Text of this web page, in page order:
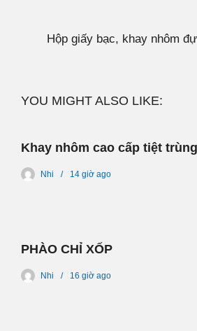
Hộp giấy bạc, khay nhôm
YOU MIGHT ALSO LIKE:
Khay nhôm cao cấp tiệt trùng
Nhi 14 giờ ago
PHÀO CHỈ XỐP
Nhi 16 giờ ago